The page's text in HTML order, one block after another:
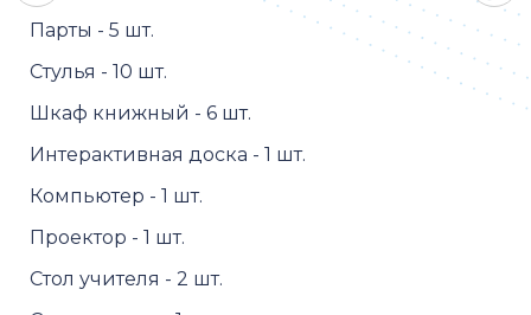
Парты - 5 шт.
Стулья - 10 шт.
Шкаф книжный - 6 шт.
Интерактивная доска - 1 шт.
Компьютер - 1 шт.
Проектор - 1 шт.
Стол учителя - 2 шт.